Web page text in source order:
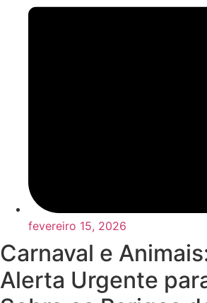
fevereiro 15, 2026
Carnaval e
Alerta Urgente